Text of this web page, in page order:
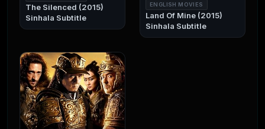
The Silenced (2015)
Sinhala Subtitle
ENGLISH MOVIES
Land Of Mine (2015)
Sinhala Subtitle